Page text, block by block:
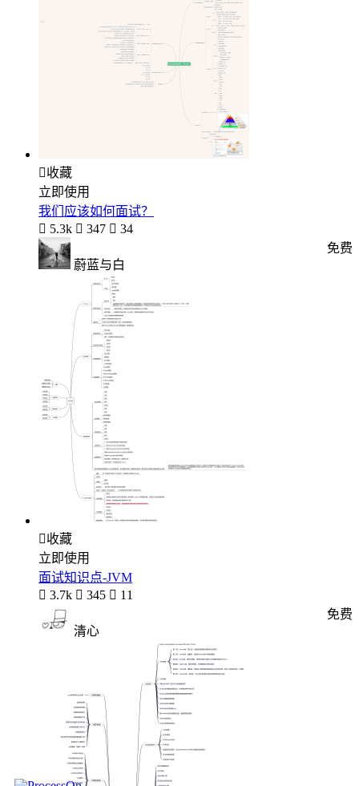
收藏
立即使用
我们应该如何面试？
 5.3k  347  34
蔚蓝与白
免费
收藏
立即使用
面试知识点-JVM
 3.7k  345  11
清心
免费